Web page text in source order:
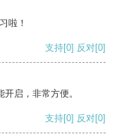
啦！
支持[0] 反对[0]
启，非常方便。
支持[0] 反对[0]